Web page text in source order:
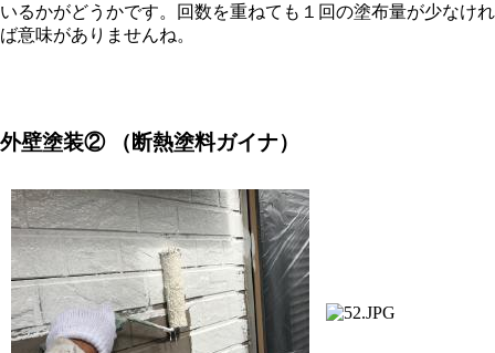
いるかがどうかです。回数を重ねても１回の塗布量が少なけれ
ば意味がありませんね。
外壁塗装②（断熱塗料ガイナ）